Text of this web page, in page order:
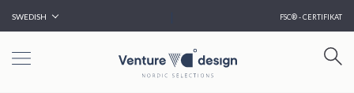
SWEDISH FSC® - CERTIFIKAT
HEM